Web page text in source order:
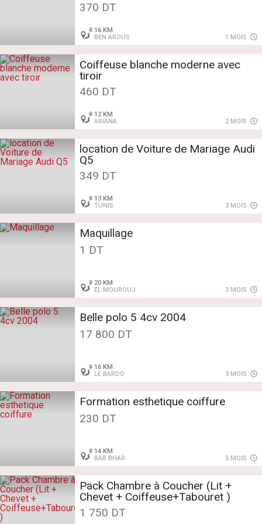
370 DT
16 KM
BEN AROUS
1 MOIS
Coiffeuse blanche moderne avec
tiroir
460 DT
12 KM
ARIANA
2 MOIS
location de Voiture de Mariage Audi
Q5
349 DT
13 KM
TUNIS
3 MOIS
Maquillage
1 DT
20 KM
EL MOUROUJ
3 MOIS
Belle polo 5 4cv 2004
17 800 DT
16 KM
LE BARDO
3 MOIS
Formation esthetique coiffure
230 DT
14 KM
BAB BHAR
5 MOIS
Pack Chambre à Coucher (Lit +
Chevet + Coiffeuse+Tabouret )
1 750 DT